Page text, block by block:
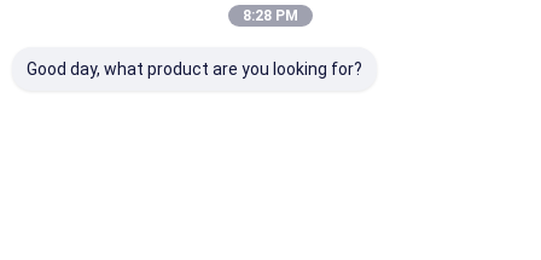
8:28 PM
Good day, what product are you looking for?